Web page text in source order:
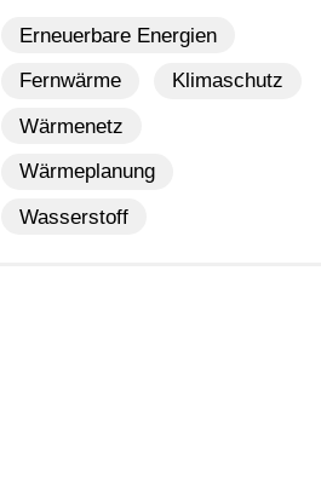
Erneuerbare Energien
Fernwärme
Klimaschutz
Wärmenetz
Wärmeplanung
Wasserstoff